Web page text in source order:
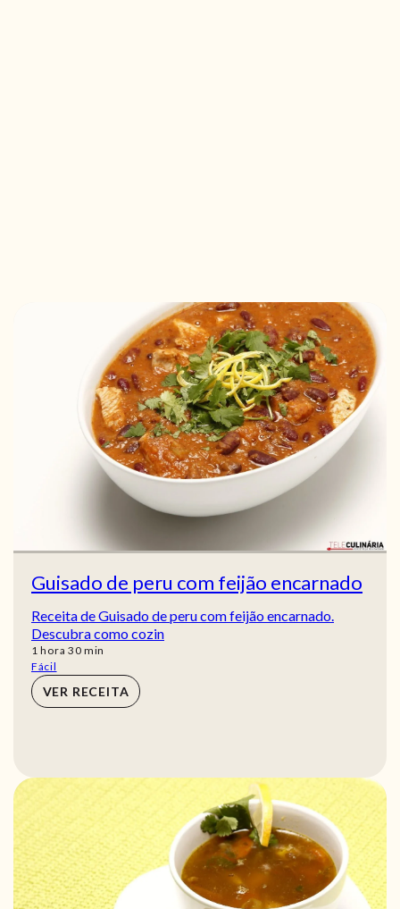
Guisado de peru com feijão encarnado
Receita de Guisado de peru com feijão encarnado.
Descubra como cozin
1 hora
hora 30min
min
Fácil
VER RECEITA